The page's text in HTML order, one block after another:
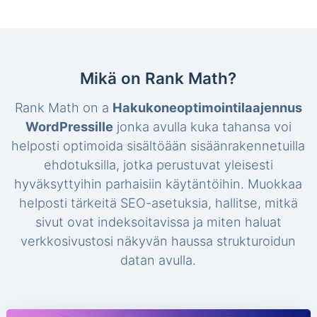
Mikä on Rank Math?
Rank Math on a Hakukoneoptimointilaajennus
WordPressille jonka avulla kuka tahansa voi
helposti optimoida sisältöään sisäänrakennetuilla
ehdotuksilla, jotka perustuvat yleisesti
hyväksyttyihin parhaisiin käytäntöihin. Muokkaa
helposti tärkeitä SEO-asetuksia, hallitse, mitkä
sivut ovat indeksoitavissa ja miten haluat
verkkosivustosi näkyvän haussa strukturoidun
datan avulla.